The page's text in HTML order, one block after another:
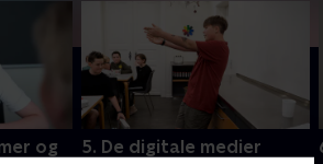
og
5. De digitale medier